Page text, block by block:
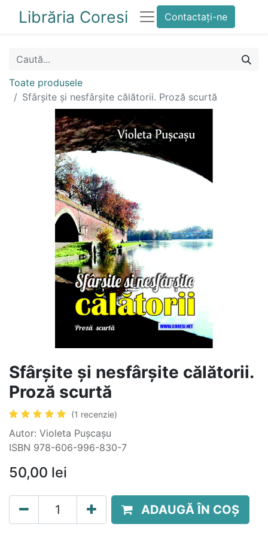
Librăria Coresi Contactați-ne
Toate produsele
Sfârșite și nesfârșite călătorii. Proză scurtă
Sfârșite și nesfârșite călătorii.
Proză scurtă
(1 recenzie)
Autor: Violeta Pușcașu
ISBN 978-606-996-830-7
50,00 lei
ADAUGĂ ÎN COȘ